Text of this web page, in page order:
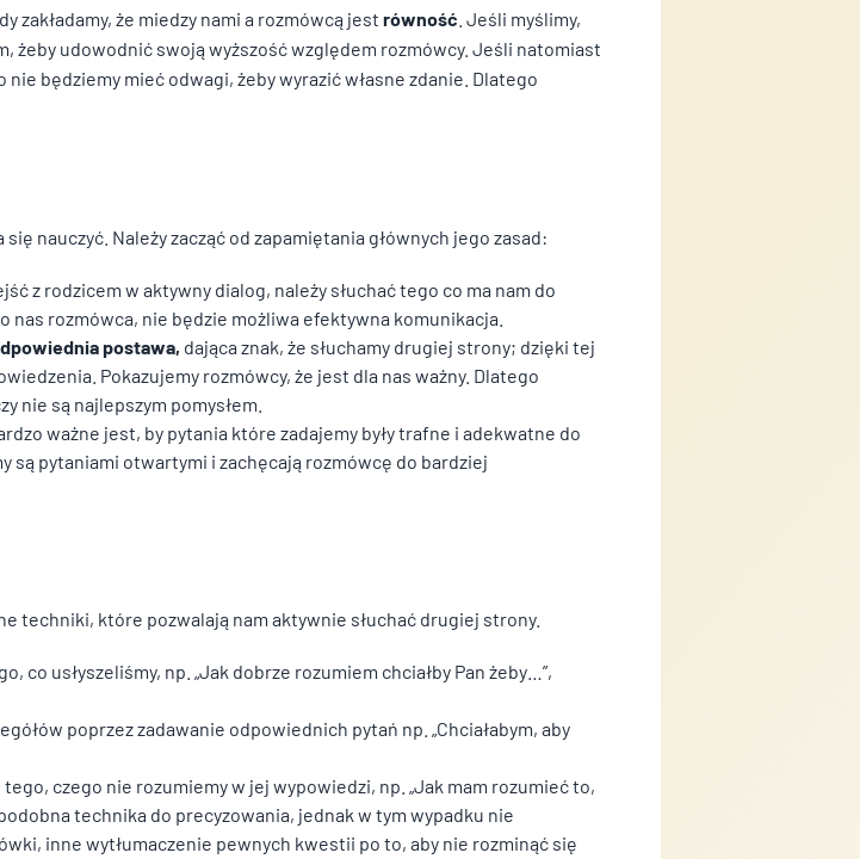
zakładamy, że miedzy nami a rozmówcą jestrówność . Jeśli myślimy,
żeby udowodnić swoją wyższość względem rozmówcy. Jeśli natomiast
będziemy mieć odwagi, żeby wyrazić własne zdanie. Dlatego
nauczyć. Należy zacząć od zapamiętania głównych jego zasad:
z rodzicem w aktywny dialog, należy słuchać tego co ma nam do
rozmówca, nie będzie możliwa efektywna komunikacja.
postawa, dająca znak, że słuchamy drugiej strony; dzięki tej
Pokazujemy rozmówcy, że jest dla nas ważny. Dlatego
nie są najlepszym pomysłem.
ważne jest, by pytania które zadajemy były trafne i adekwatne do
są pytaniami otwartymi i zachęcają rozmówcę do bardziej
techniki, które pozwalają nam aktywnie słuchać drugiej strony.
co usłyszeliśmy, np. „Jak dobrze rozumiem chciałby Pan żeby…”,
poprzez zadawanie odpowiednich pytań np. „Chciałabym, aby
czego nie rozumiemy w jej wypowiedzi, np. „Jak mam rozumieć to,
technika do precyzowania, jednak w tym wypadku nie
inne wytłumaczenie pewnych kwestii po to, aby nie rozminąć się
informacji, które zmieniają wygląd lub funkcjonowanie strony,
na stronach internetowych. Celem jest wyświetlanie reklam,
i tym samym bardziej cenne dla wydawców i reklamodawców